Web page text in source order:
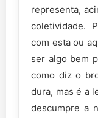
representa,
coletividade.
com esta ou
ser algo bem
como diz o
dura, mas é a
descumpre a